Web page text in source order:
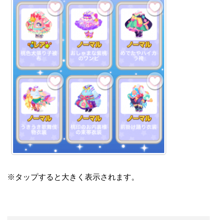
※タップすると大きく表示されます。